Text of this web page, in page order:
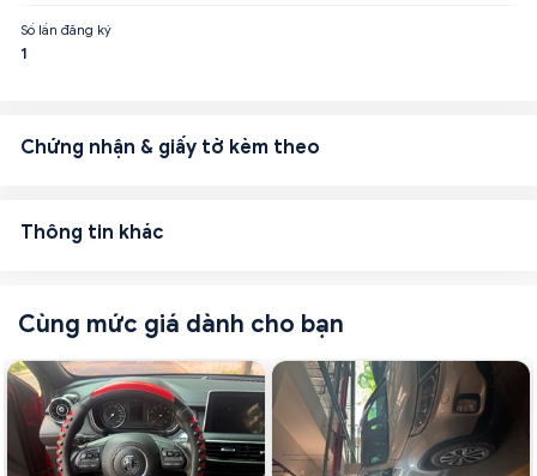
Số lần đăng ký
1
Chứng nhận & giấy tờ kèm theo
Thông tin khác
Cùng mức giá dành cho bạn